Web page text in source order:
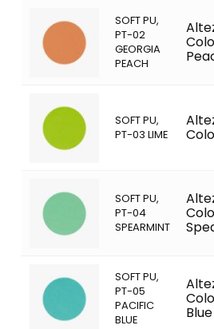
Vai al
SOFT PU,
PT-02
GEORGIA
PEACH
SOFT PU,
PT-03 LIME
SOFT PU,
PT-04
SPEARMINT
SOFT PU,
PT-05
PACIFIC
BLUE
Blue